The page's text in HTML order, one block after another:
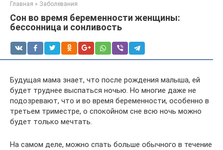
Главная » Заболевания
Сон во время беременности женщины:
бессонница и сонливость
Будущая мама знает, что после рождения малыша, ей
будет труднее выспаться ночью. Но многие даже не
подозревают, что и во время беременности, особенно в
третьем триместре, о спокойном сне всю ночь можно
будет только мечтать.
На самом деле, можно спать больше обычного в течение